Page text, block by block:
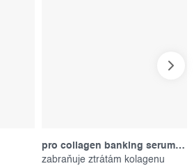
pro collagen banking serum, 30 ml
zabraňuje ztrátám kolagenu